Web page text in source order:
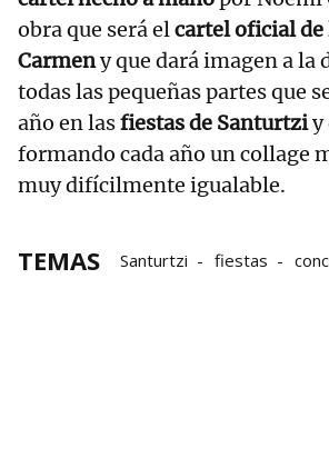
obra que será elcartel oficial de
Carmeny que dará imagen a la
todas las pequeñas partes que
año en lasfiestas de Santurtziy
formando cada año un collage
muy difícilmente igualable.
TEMAS Santurtzi fiestas